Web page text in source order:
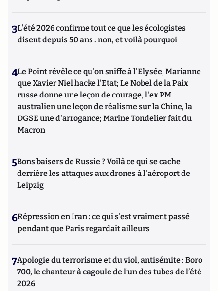
3L’été 2026 confirme tout ce que les écologistes
disent depuis 50 ans : non, et voilà pourquoi
4Le Point révèle ce qu'on sniffe à l'Elysée, Marianne
que Xavier Niel hacke l'Etat; Le Nobel de la Paix
russe donne une leçon de courage, l'ex PM
australien une leçon de réalisme sur la Chine, la
DGSE une d'arrogance; Marine Tondelier fait du
Macron
5Bons baisers de Russie ? Voilà ce qui se cache
derrière les attaques aux drones à l'aéroport de
Leipzig
6Répression en Iran : ce qui s'est vraiment passé
pendant que Paris regardait ailleurs
7Apologie du terrorisme et du viol, antisémite : Boro
700, le chanteur à cagoule de l’un des tubes de l’été
2026